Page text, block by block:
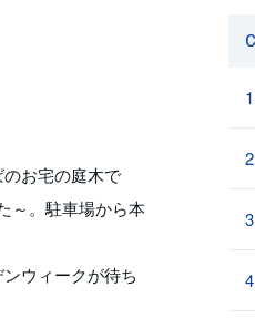
お宅の庭木で
～。駐車場から本
ウィークが待ち